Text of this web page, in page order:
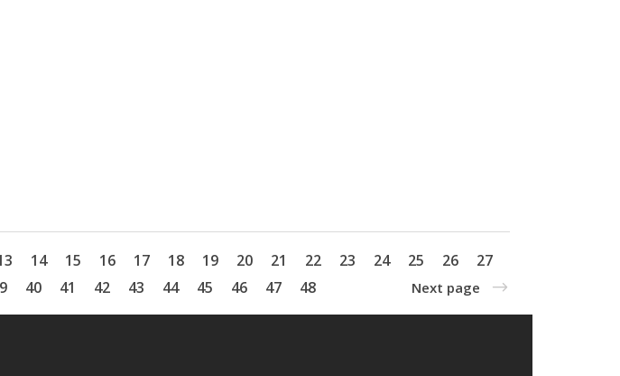
14 15 16 17 18 19 20 21 22 23 24 25 26
27
40 41 42 43 44 45 46 47 48 Next page